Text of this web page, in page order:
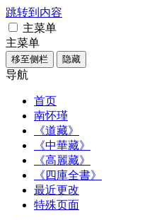
跳转到内容
主菜单
主菜单
移至侧栏 隐藏
导航
首页
南怀瑾
《道藏》
《中華藏》
《高麗藏》
《四庫全書》
最近更改
特殊页面